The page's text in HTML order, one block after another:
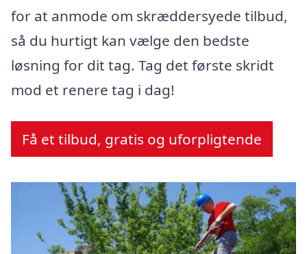
for at anmode om skræddersyede tilbud,
så du hurtigt kan vælge den bedste
løsning for dit tag. Tag det første skridt
mod et renere tag i dag!
Få et tilbud, gratis og uforpligtende